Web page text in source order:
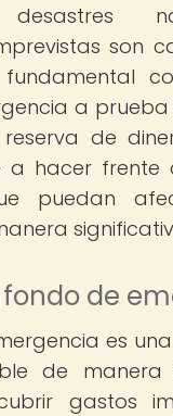
desastres
son
fundamental
a prueba
de
a hacer frente
puedan
fondo de
es
de
gastos